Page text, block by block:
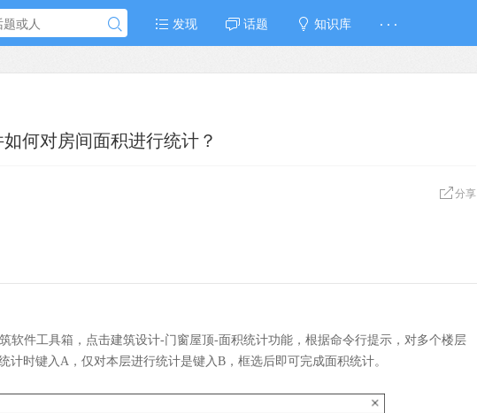
发现 话题 知识库 · · ·
何对房间面积进行统计？
分享
软件工具箱，点击建筑设计-门窗屋顶-面积统计功能，根据命令行提示，对多个楼层
计时键入A，仅对本层进行统计是键入B，框选后即可完成面积统计。